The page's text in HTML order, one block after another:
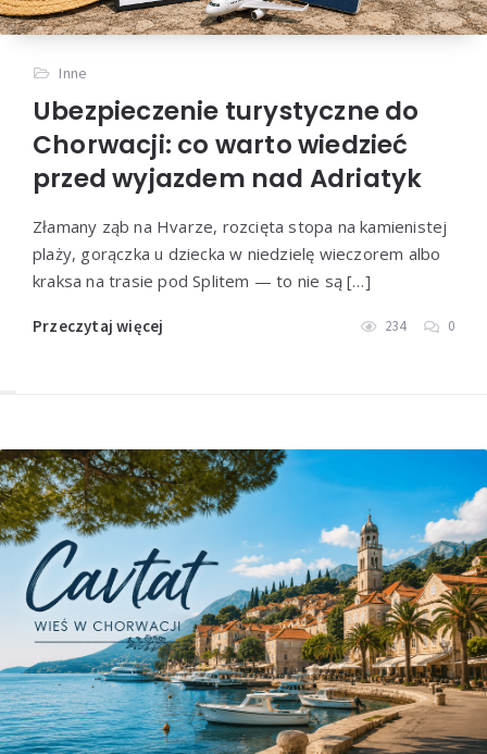
Inne
Ubezpieczenie turystyczne do
Chorwacji: co warto wiedzieć
przed wyjazdem nad Adriatyk
Złamany ząb na Hvarze, rozcięta stopa na kamienistej
plaży, gorączka u dziecka w niedzielę wieczorem albo
kraksa na trasie pod Splitem — to nie są […]
Przeczytaj więcej 234 0